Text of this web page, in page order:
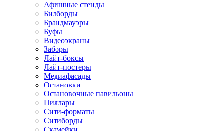
Афишные стенды
Билборды
Брандмауэры
Буфы
Видеоэкраны
Заборы
Лайт-боксы
Лайт-постеры
Медиафасады
Остановки
Остановочные павильоны
Пиллары
Сити-форматы
Ситиборды
Скамейки